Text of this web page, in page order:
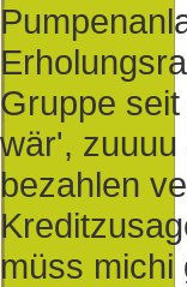
Gruppe
wär',
bezahlen
müss michi